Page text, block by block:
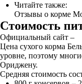
Читайте также:
Отзывы о корме
Стоимость
Официальный сайт –
Цена сухого корма
уровне, поэтому
Ориджену.
Средняя стоимость